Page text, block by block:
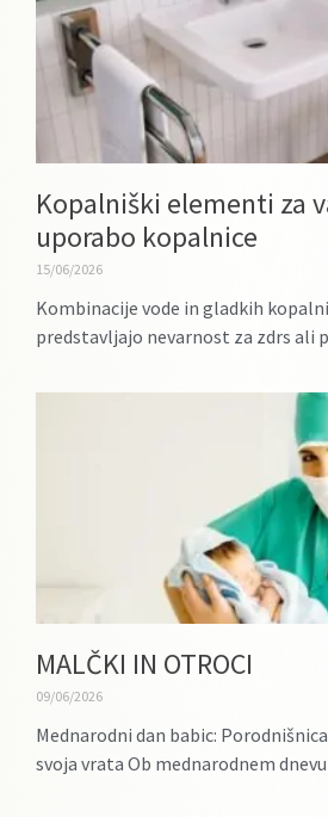
Kopalniški elementi za
uporabo kopalnice
15/06/2026
Kombinacije vode in gladkih
predstavljajo nevarnost za zdrs ali
MALČKI IN OTROCI
09/06/2026
Mednarodni dan babic:
svoja vrata Ob mednarodnem